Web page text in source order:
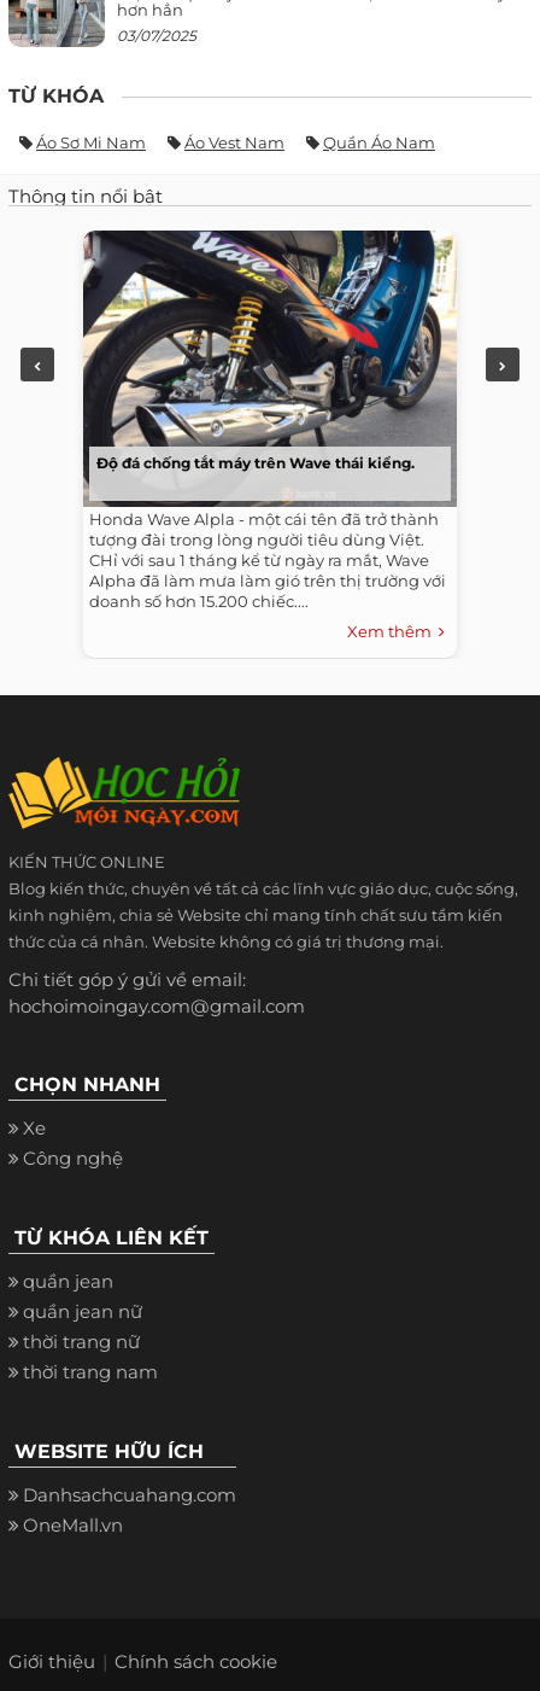
hơn hẳn
03/07/2025
TỪ KHÓA
Áo Sơ Mi Nam Áo Vest Nam Quần Áo Nam
Thông tin nổi bật
Độ đá chống tắt máy trên Wave thái kiểng.
Honda Wave Alpla - một cái tên đã trở thành
tượng đài trong lòng người tiêu dùng Việt.
CHỉ với sau 1 tháng kể từ ngày ra mắt, Wave
Alpha đã làm mưa làm gió trên thị trường với
doanh số hơn 15.200 chiếc....
Xem thêm
KIẾN THỨC ONLINE
Blog kiến thức, chuyên về tất cả các lĩnh vực giáo dục, cuộc sống,
kinh nghiệm, chia sẻ Website chỉ mang tính chất sưu tầm kiến
thức của cá nhân. Website không có giá trị thương mại.
Chi tiết góp ý gửi về email:
hochoimoingay.com@gmail.com
CHỌN NHANH
Xe
Công nghệ
TỪ KHÓA LIÊN KẾT
quần jean
quần jean nữ
thời trang nữ
thời trang nam
WEBSITE HỮU ÍCH
Danhsachcuahang.com
OneMall.vn
Giới thiệu Chính sách cookie